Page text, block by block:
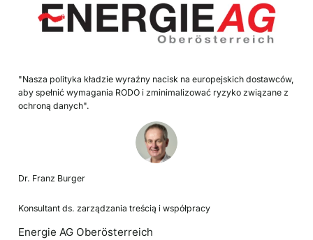
"Nasza polityka kładzie wyraźny nacisk na europejskich dostawców,
aby spełnić wymagania RODO i zminimalizować ryzyko związane z
ochroną danych".
Dr. Franz Burger
Konsultant ds. zarządzania treścią i współpracy
Energie AG Oberösterreich